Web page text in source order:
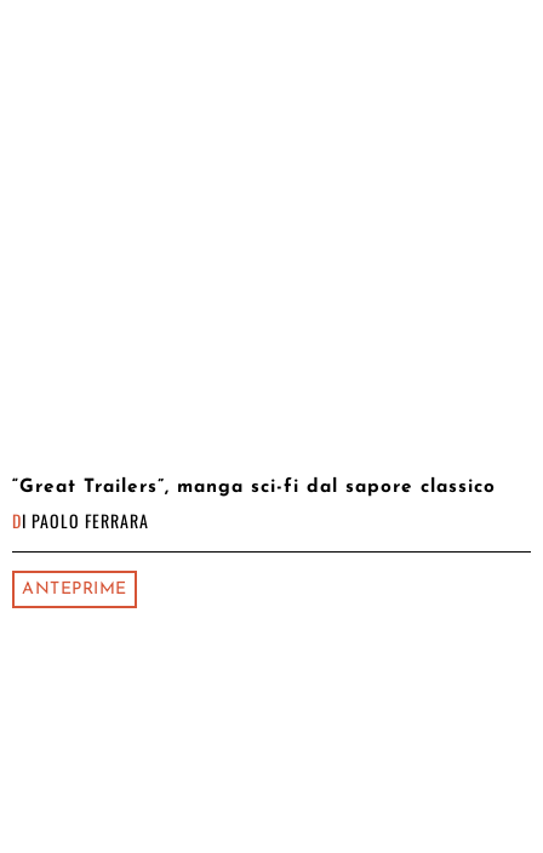
“Great Trailers”, manga sci-fi dal sapore classico
DI PAOLO FERRARA
ANTEPRIME